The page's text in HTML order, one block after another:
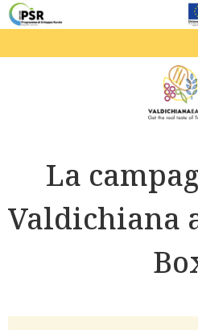
La
Valdichiana